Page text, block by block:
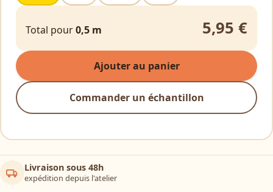
Total pour0,5 m 5,95 €
Ajouter au panier
Commander un échantillon
Livraison sous 48h
expédition depuis l'atelier